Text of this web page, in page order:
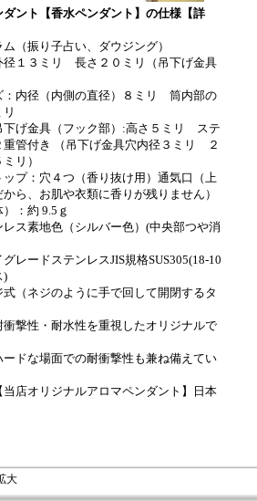
ダント【香水ペンダント】の仕様【詳
（振り子占い、ダウジング）
径１３ミリ 長さ２０ミリ（吊下げ金具
：内径（内側の直径）８ミリ 筒内部の
下げ金具（フック部）:高さ５ミリ ステ
重管付き （吊下げ金具穴内径３ミリ ２
リ）
ップ：穴４つ（香り抜け用）通気口（上
ら、お肌や衣類に香りが残りません）
：約 9.5ｇ
レス素地色（シルバー色）(中央部つや消
レードステンレスJIS規格SUS305(18-10
)
式（ネジのように手で回して開閉するタ
衝撃性・耐水性を重視したオリジナルで
ードな場面での耐衝撃性も兼ね備えてい
当店オリジナルアロマペンダント】日本
大